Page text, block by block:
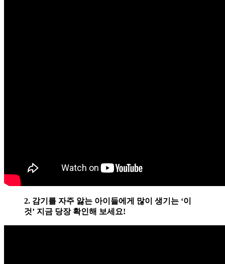
2. 감기를 자주 앓는 아이들에게 많이 생기는 ‘이
것’ 지금 당장 확인해 보세요!